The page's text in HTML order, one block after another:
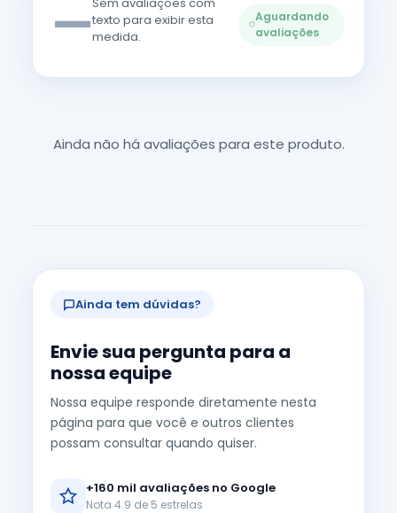
—texto para exibir esta
medida.
Aguardando
avaliações
Ainda não há avaliações para este produto.
Ainda tem dúvidas?
Envie sua pergunta para a
nossa equipe
Nossa equipe responde diretamente nesta
página para que você e outros clientes
possam consultar quando quiser.
+160 mil avaliações no Google
Nota 4.9 de 5 estrelas